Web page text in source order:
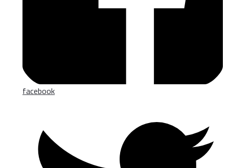
facebook